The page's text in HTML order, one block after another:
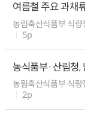
여름철 주요 과채
농림축산식품부 식
5p
농식품부·산림청,
농림축산식품부 식
2p